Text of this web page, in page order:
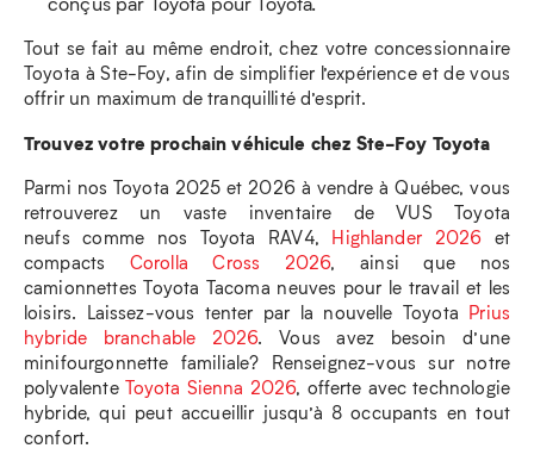
Tout se fait au même endroit, chez votre concessionnaire
Toyota à Ste-Foy, afin de simplifier l’expérience et de vous
offrir un maximum de tranquillité d’esprit.
Trouvez votre prochain véhicule chez Ste-Foy Toyota
Parmi nos Toyota 2025 et 2026 à vendre à Québec, vous
retrouverez un vaste inventaire de VUS Toyota
neufs comme nos Toyota RAV4, Highlander 2026 et
compacts Corolla Cross 2026, ainsi que nos
camionnettes Toyota Tacoma neuves pour le travail et les
loisirs. Laissez-vous tenter par la nouvelle Toyota Prius
hybride branchable 2026. Vous avez besoin d’une
minifourgonnette familiale? Renseignez-vous sur notre
polyvalente Toyota Sienna 2026, offerte avec technologie
hybride, qui peut accueillir jusqu’à 8 occupants en tout
confort.